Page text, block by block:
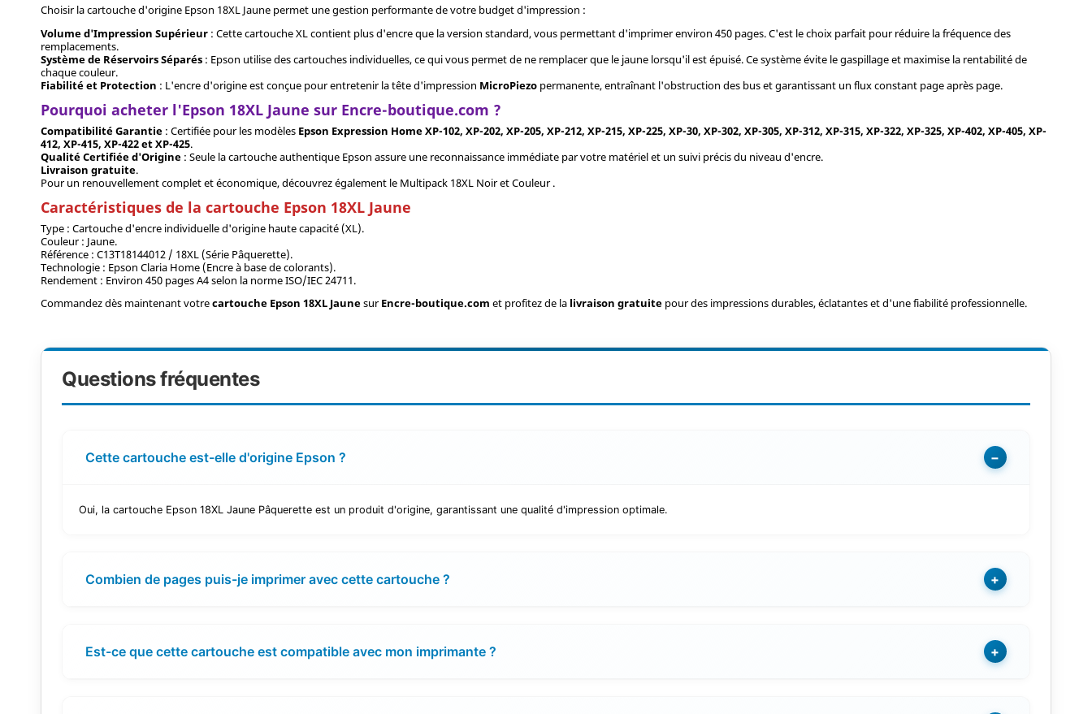
Choisir la cartouche d'origine Epson 18XL Jaune permet une gestion performante de votre budget d'impression :
Volume d'Impression Supérieur : Cette cartouche XL contient plus d'encre que la version standard, vous permettant d'imprimer environ 450 pages. C'est le choix parfait pour réduire la fréquence des
remplacements.
Système de Réservoirs Séparés : Epson utilise des cartouches individuelles, ce qui vous permet de ne remplacer que le jaune lorsqu'il est épuisé. Ce système évite le gaspillage et maximise la rentabilité de
chaque couleur.
Fiabilité et Protection : L'encre d'origine est conçue pour entretenir la tête d'impression MicroPiezo permanente, entraînant l'obstruction des bus et garantissant un flux constant page après page.
Pourquoi acheter l'Epson 18XL Jaune sur Encre-boutique.com ?
Compatibilité Garantie : Certifiée pour les modèles Epson Expression Home XP-102, XP-202, XP-205, XP-212, XP-215, XP-225, XP-30, XP-302, XP-305, XP-312, XP-315, XP-322, XP-325, XP-402, XP-405, XP-
412, XP-415, XP-422 et XP-425.
Qualité Certifiée d'Origine : Seule la cartouche authentique Epson assure une reconnaissance immédiate par votre matériel et un suivi précis du niveau d'encre.
Livraison gratuite.
Pour un renouvellement complet et économique, découvrez également le Multipack 18XL Noir et Couleur .
Caractéristiques de la cartouche Epson 18XL Jaune
Type : Cartouche d'encre individuelle d'origine haute capacité (XL).
Couleur : Jaune.
Référence : C13T18144012 / 18XL (Série Pâquerette).
Technologie : Epson Claria Home (Encre à base de colorants).
Rendement : Environ 450 pages A4 selon la norme ISO/IEC 24711.
Commandez dès maintenant votrecartouche Epson 18XL JaunesurEncre-boutique.com et profitez de la livraison gratuite pour des impressions durables, éclatantes et d'une fiabilité professionnelle.
Questions fréquentes
Cette cartouche est-elle d'origine Epson ? −
Oui, la cartouche Epson 18XL Jaune Pâquerette est un produit d'origine, garantissant une qualité d'impression optimale.
Combien de pages puis-je imprimer avec cette cartouche ? +
Est-ce que cette cartouche est compatible avec mon imprimante ? +